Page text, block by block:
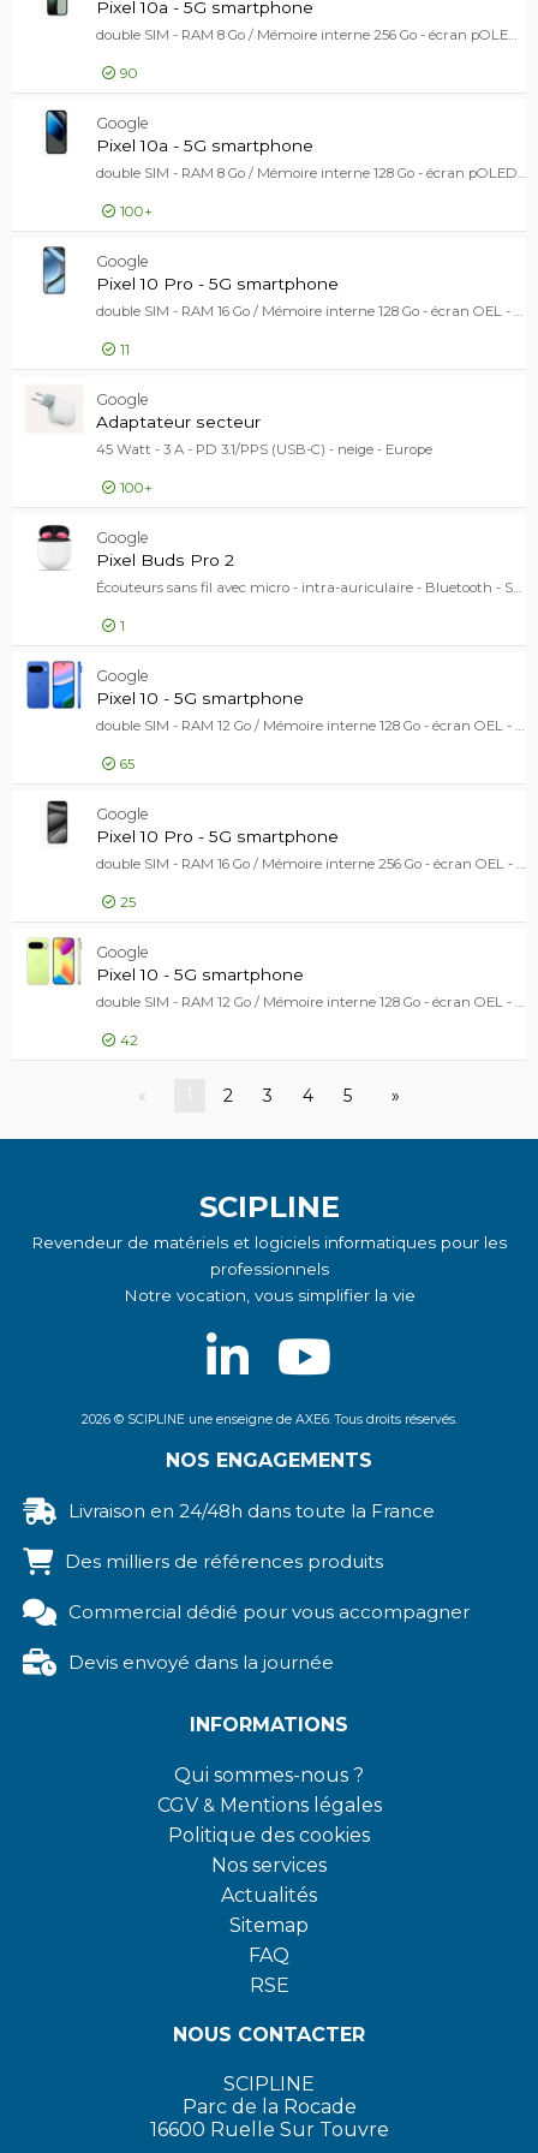
Pixel 10a - 5G smartphone
double SIM - RAM 8 Go / Mémoire interne 256 Go - écran pOLED - 6.3" - 2424 x 1080 pixels (120 Hz) - 2x caméras arrière 48 MP, 13 MP - front camera 13 MP - brume
90
Google
Pixel 10a - 5G smartphone
double SIM - RAM 8 Go / Mémoire interne 128 Go - écran pOLED - 6.3" - 2424 x 1080 pixels (120 Hz) - 2x caméras arrière 48 MP, 13 MP - front camera 13 MP - Obsidien
100+
Google
Pixel 10 Pro - 5G smartphone
double SIM - RAM 16 Go / Mémoire interne 128 Go - écran OEL - 6.3" - 1280 x 2856 pixels (120 Hz) - 3 x caméras arrière 50 MP, 48 MP, 48 MP - front camera 42 MP - pierre de lune
11
Google
Adaptateur secteur
45 Watt - 3 A - PD 3.1/PPS (USB-C) - neige - Europe
100+
Google
Pixel Buds Pro 2
Écouteurs sans fil avec micro - intra-auriculaire - Bluetooth - Suppresseur de bruit actif - pivoine
1
Google
Pixel 10 - 5G smartphone
double SIM - RAM 12 Go / Mémoire interne 128 Go - écran OEL - 6.3" - 2424 x 1080 pixels (120 Hz) - 3 x caméras arrière 48 MP, 13 MP, 10,8 MP - front camera 10,5 MP - indigo
65
Google
Pixel 10 Pro - 5G smartphone
double SIM - RAM 16 Go / Mémoire interne 256 Go - écran OEL - 6.3" - 1280 x 2856 pixels (120 Hz) - 3 x caméras arrière 50 MP, 48 MP, 48 MP - front camera 42 MP - Obsidien
25
Google
Pixel 10 - 5G smartphone
double SIM - RAM 12 Go / Mémoire interne 128 Go - écran OEL - 6.3" - 2424 x 1080 pixels (120 Hz) - 3 x caméras arrière 48 MP, 13 MP, 10,8 MP - front camera 10,5 MP - citronnelle
42
592,00 EUR
2 3 4 5
SCIPLINE
Revendeur de matériels et logiciels informatiques pour les
professionnels
Notre vocation, vous simplifier la vie
2026 © SCIPLINE une enseigne de AXE6. Tous droits réservés.
NOS ENGAGEMENTS
Livraison en 24/48h dans toute la France
Des milliers de références produits
Commercial dédié pour vous accompagner
Devis envoyé dans la journée
INFORMATIONS
Qui sommes-nous ?
CGV& Mentions légales
Politique des cookies
Nos services
Actualités
Sitemap
FAQ
RSE
NOUS CONTACTER
SCIPLINE
Parc de la Rocade
16600 Ruelle Sur Touvre